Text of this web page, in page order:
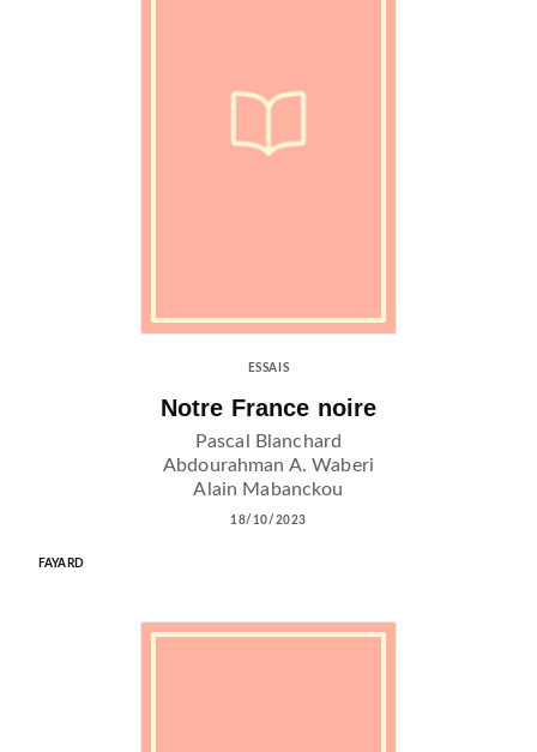
ESSAIS
Notre France noire
Pascal Blanchard
Abdourahman A. Waberi
Alain Mabanckou
18/10/2023
FAYARD